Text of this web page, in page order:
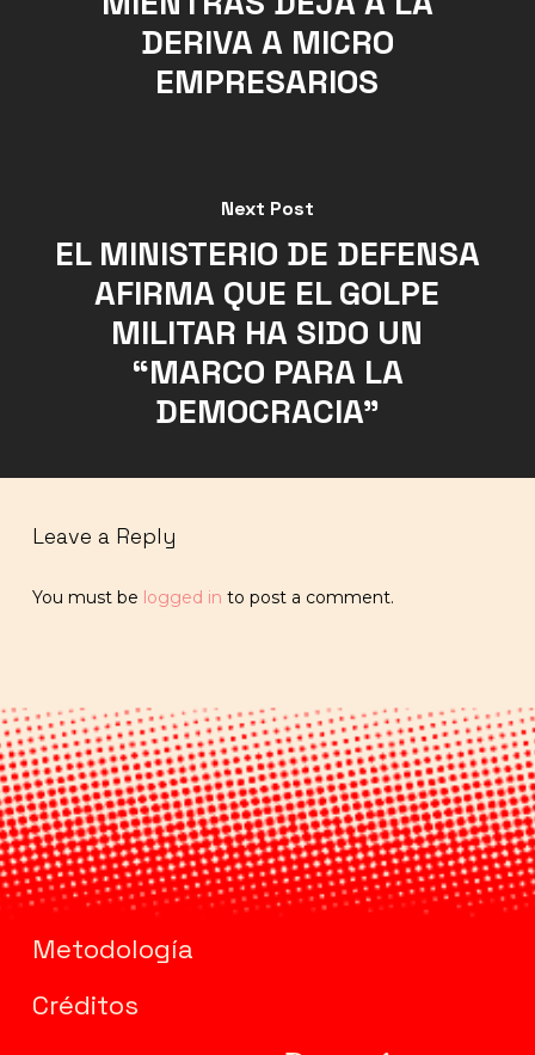
DERIVA A MICRO
EMPRESARIOS
Next Post
EL MINISTERIO DE DEFENSA
AFIRMA QUE EL GOLPE
MILITAR HA SIDO UN
“MARCO PARA LA
DEMOCRACIA”
Leave a Reply
You must be logged in to post a comment.
Metodología
Créditos